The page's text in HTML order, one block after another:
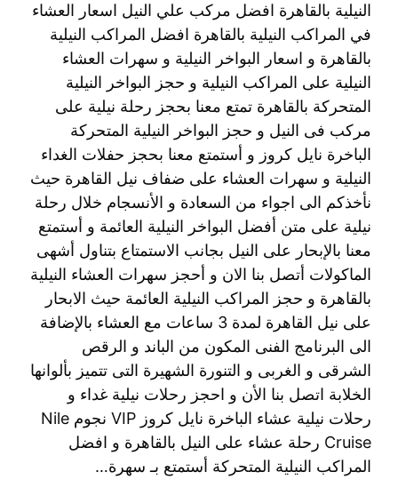
النيلية بالقاهرة افضل مركب علي النيل اسعار العشاء
في المراكب النيلية بالقاهرة افضل المراكب النيلية
بالقاهرة و اسعار البواخر النيلية و سهرات العشاء
النيلية على المراكب النيلية و حجز البواخر النيلية
المتحركة بالقاهرة تمتع معنا بحجز رحلة نيلية على
مركب فى النيل و حجز البواخر النيلية المتحركة
الباخرة نايل كروز و أستمتع معنا بحجز حفلات الغداء
النيلية و سهرات العشاء على ضفاف نيل القاهرة حيث
نأخذكم الى اجواء من السعادة و الأنسجام خلال رحلة
نيلية على متن أفضل البواخر النيلية العائمة و أستمتع
معنا بالإبحار على النيل بجانب الاستمتاع بتناول أشهى
الماكولات أتصل بنا الان و أحجز سهرات العشاء النيلية
بالقاهرة و حجز المراكب النيلية العائمة حيث الابحار
على نيل القاهرة لمدة 3 ساعات مع العشاء بالإضافة
الى البرنامج الفنى المكون من الباند و الرقص
الشرقى و الغربى و التنورة الشهيرة التى تتميز بألوانها
الخلابة اتصل بنا الأن و احجز رحلات نيلية غداء و
رحلات نيلية عشاء الباخرة نايل كروز VIP نجوم Nile
Cruise رحلة عشاء على النيل بالقاهرة و افضل
المراكب النيلية المتحركة أستمتع بـ سهرة…